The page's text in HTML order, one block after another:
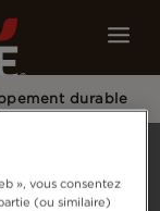
durable
», vous consentez
(ou similaire)